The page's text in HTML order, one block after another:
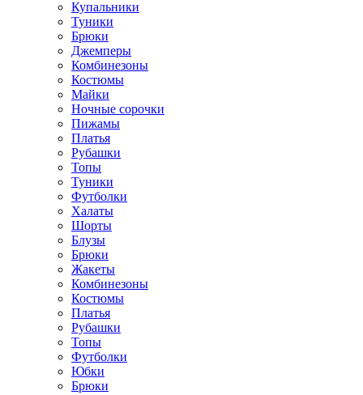
Купальники
Туники
Брюки
Джемперы
Комбинезоны
Костюмы
Майки
Ночные сорочки
Пижамы
Платья
Рубашки
Топы
Туники
Футболки
Халаты
Шорты
Блузы
Брюки
Жакеты
Комбинезоны
Костюмы
Платья
Рубашки
Топы
Футболки
Юбки
Брюки